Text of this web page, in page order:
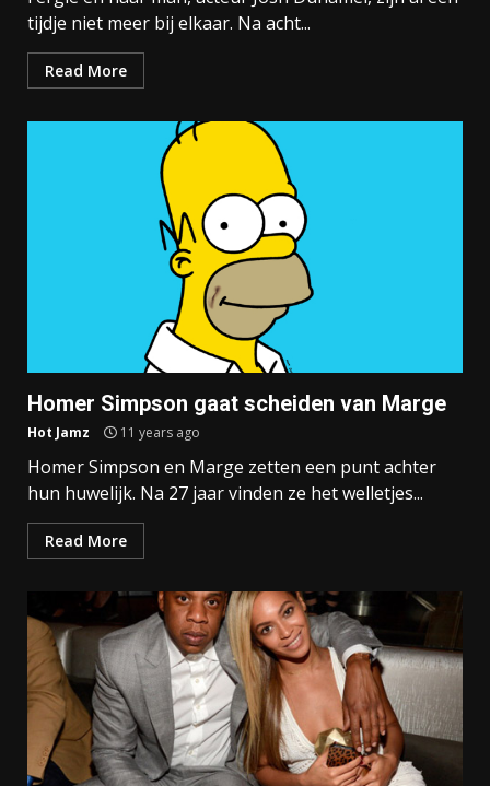
tijdje niet meer bij elkaar. Na acht...
Read More
Homer Simpson gaat scheiden van Marge
Hot Jamz 11 years ago
Homer Simpson en Marge zetten een punt achter
hun huwelijk. Na 27 jaar vinden ze het welletjes...
Read More